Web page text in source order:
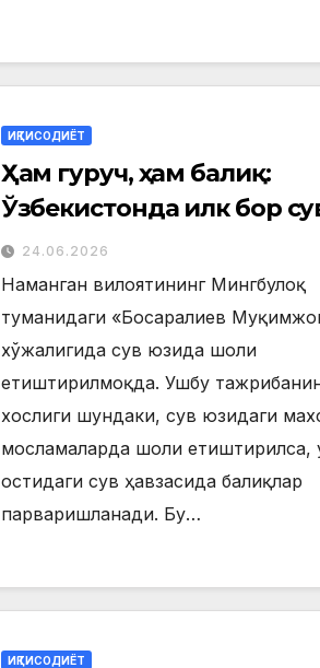
ИҚТИСОДИЁТ
Ҳам гуруч, ҳам балиқ:
Ўзбекистонда илк бор
юзида шоли
24.06.2026
Наманган вилоятининг Мингбулоқ
туманидаги «Босаралиев
хўжалигида сув юзида шоли
етиштирилмоқда. Ушбу
хослиги шундаки, сув юзидаги
мосламаларда шоли етиштирилса,
остидаги сув ҳавзасида балиқлар
парваришланади. Бу…
ИҚТИСОДИЁТ